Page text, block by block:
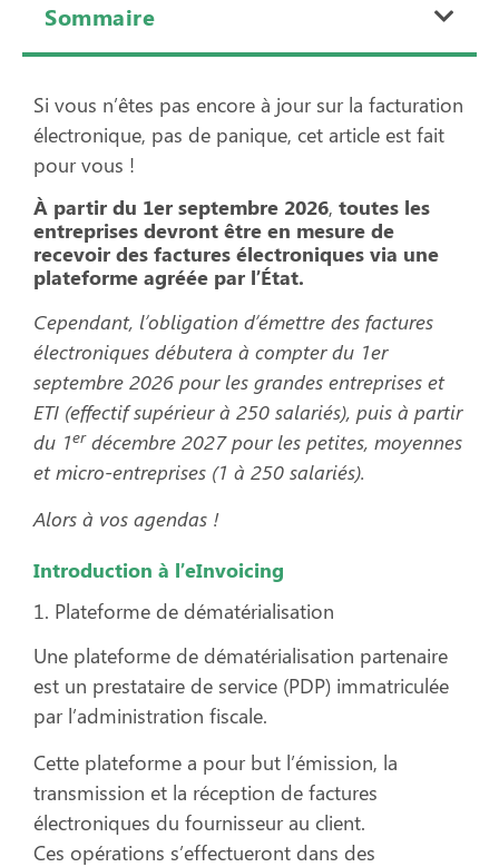
Sommaire
Si vous n’êtes pas encore à jour sur la facturation
électronique, pas de panique, cet article est fait
pour vous !
À partir du 1er septembre 2026, toutes les
entreprises devront être en mesure de
recevoir des factures électroniques via une
plateforme agréée par l’État.
Cependant, l’obligation d’émettre des factures
électroniques débutera à compter du 1er
septembre 2026 pour les grandes entreprises et
ETI (effectif supérieur à 250 salariés), puis à partir
du 1erdécembre 2027 pour les petites, moyennes
et micro-entreprises (1 à 250 salariés).
Alors à vos agendas !
Introduction à l’eInvoicing
1. Plateforme de dématérialisation
Une plateforme de dématérialisation partenaire
est un prestataire de service (PDP) immatriculée
par l’administration fiscale.
Cette plateforme a pour but l’émission, la
transmission et la réception de factures
électroniques du fournisseur au client.
Ces opérations s’effectueront dans des